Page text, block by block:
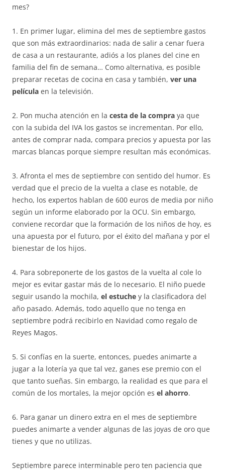
mes?
1. En primer lugar, elimina del mes de septiembre gastos
que son más extraordinarios: nada de salir a cenar fuera
de casa a un restaurante, adiós a los planes del cine en
familia del fin de semana… Como alternativa, es posible
preparar recetas de cocina en casa y también, ver una
película en la televisión.
2. Pon mucha atención en la cesta de la compra ya que
con la subida del IVA los gastos se incrementan. Por ello,
antes de comprar nada, compara precios y apuesta por las
marcas blancas porque siempre resultan más económicas.
3. Afronta el mes de septiembre con sentido del humor. Es
verdad que el precio de la vuelta a clase es notable, de
hecho, los expertos hablan de 600 euros de media por niño
según un informe elaborado por la OCU. Sin embargo,
conviene recordar que la formación de los niños de hoy, es
una apuesta por el futuro, por el éxito del mañana y por el
bienestar de los hijos.
4. Para sobreponerte de los gastos de la vuelta al cole lo
mejor es evitar gastar más de lo necesario. El niño puede
seguir usando la mochila, el estuche y la clasificadora del
año pasado. Además, todo aquello que no tenga en
septiembre podrá recibirlo en Navidad como regalo de
Reyes Magos.
5. Si confías en la suerte, entonces, puedes animarte a
jugar a la lotería ya que tal vez, ganes ese premio con el
que tanto sueñas. Sin embargo, la realidad es que para el
común de los mortales, la mejor opción es el ahorro.
6. Para ganar un dinero extra en el mes de septiembre
puedes animarte a vender algunas de las joyas de oro que
tienes y que no utilizas.
Septiembre parece interminable pero ten paciencia que